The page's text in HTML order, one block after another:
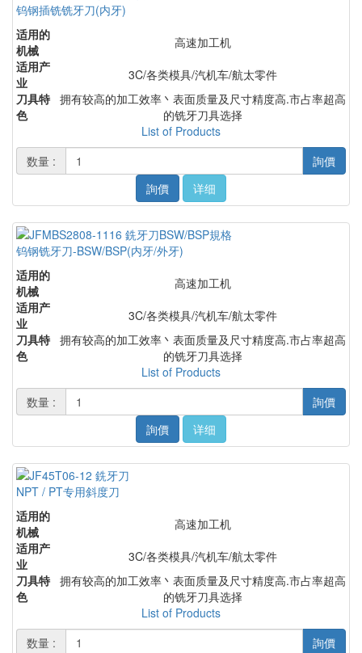
钨钢插铣铣牙刀(内牙)
适用的
机械
高速加工机
适用产
业
3C/各类模具/汽机车/航太零件
刀具特
色
拥有较高的加工效率丶表面质量及尺寸精度高.市占率超高
的铣牙刀具选择
List of Products
数量 :
詢價
詢價
详细
钨钢铣牙刀-BSW/BSP(内牙/外牙)
适用的
机械
高速加工机
适用产
业
3C/各类模具/汽机车/航太零件
刀具特
色
拥有较高的加工效率丶表面质量及尺寸精度高.市占率超高
的铣牙刀具选择
List of Products
数量 :
詢價
詢價
详细
NPT / PT专用斜度刀
适用的
机械
高速加工机
适用产
业
3C/各类模具/汽机车/航太零件
刀具特
色
拥有较高的加工效率丶表面质量及尺寸精度高.市占率超高
的铣牙刀具选择
List of Products
数量 :
詢價